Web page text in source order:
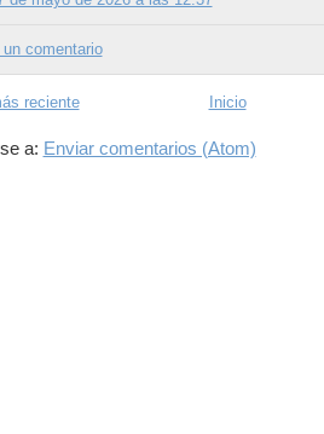
un comentario
reciente Inicio
a: Enviar comentarios (Atom)